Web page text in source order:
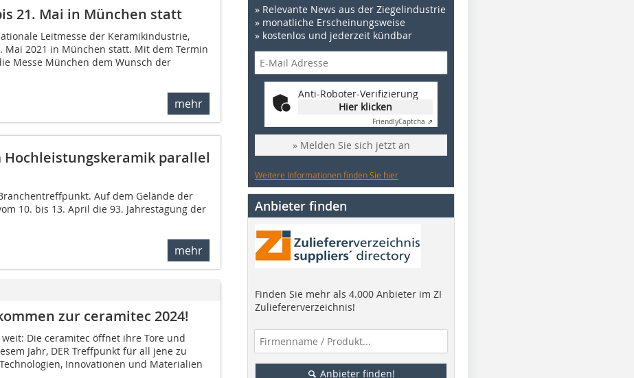
21. Mai in München statt
Leitmesse der Keramikindustrie,
Mai 2021 in München statt. Mit dem Termin
Messe München dem Wunsch der
mehr
Hochleistungskeramik parallel
Auf dem Gelände der
10. bis 13. April die 93. Jahrestagung der
mehr
zur ceramitec 2024!
Die ceramitec öffnet ihre Tore und
Jahr, DER Treffpunkt für all jene zu
Innovationen und Materialien
» Relevante News aus der Ziegelindustrie
» monatliche Erscheinungsweise
» kostenlos und jederzeit kündbar
Anti-Roboter-Verifizierung
Hier klicken
FriendlyCaptcha ⇗
» Melden Sie sich jetzt an
Weitere Informationen finden Sie hier
Anbieter finden
Finden Sie mehr als 4.000 Anbieter im ZI
Zuliefererverzeichnis!
Anbieter finden!